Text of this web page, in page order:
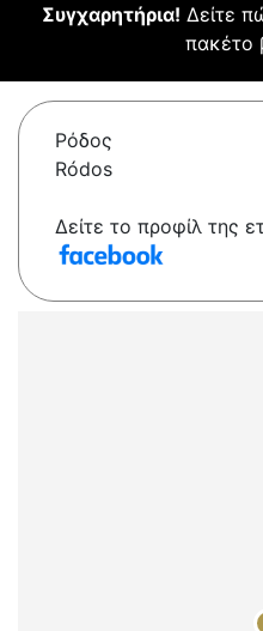
Συγχαρητήρια! Δείτε
πακέτο
Ρόδος
Ródos
Δείτε το προφίλ της